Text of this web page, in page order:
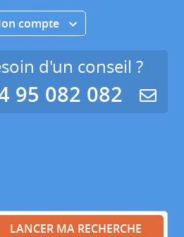
compte
d'un conseil ?
95 082 082